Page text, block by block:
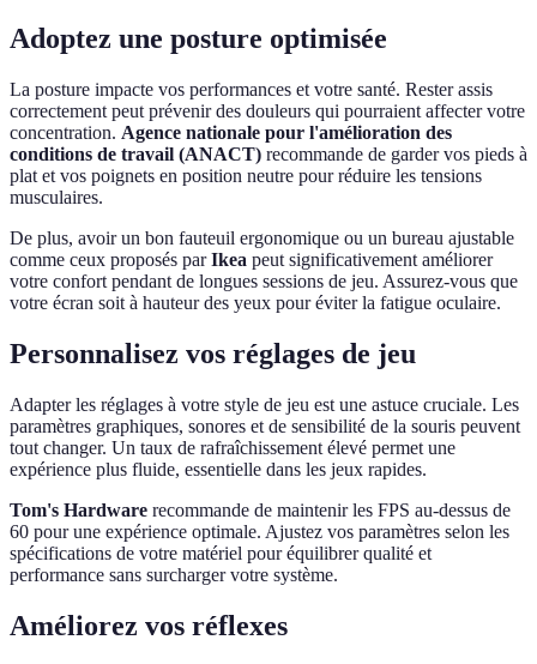
Adoptez une posture optimisée
La posture impacte vos performances et votre santé. Rester assis
correctement peut prévenir des douleurs qui pourraient affecter votre
concentration. Agence nationale pour l'amélioration des
conditions de travail (ANACT) recommande de garder vos pieds à
plat et vos poignets en position neutre pour réduire les tensions
musculaires.
De plus, avoir un bon fauteuil ergonomique ou un bureau ajustable
comme ceux proposés parIkea peut significativement améliorer
votre confort pendant de longues sessions de jeu. Assurez-vous que
votre écran soit à hauteur des yeux pour éviter la fatigue oculaire.
Personnalisez vos réglages de jeu
Adapter les réglages à votre style de jeu est une astuce cruciale. Les
paramètres graphiques, sonores et de sensibilité de la souris peuvent
tout changer. Un taux de rafraîchissement élevé permet une
expérience plus fluide, essentielle dans les jeux rapides.
Tom's Hardware recommande de maintenir les FPS au-dessus de
60 pour une expérience optimale. Ajustez vos paramètres selon les
spécifications de votre matériel pour équilibrer qualité et
performance sans surcharger votre système.
Améliorez vos réflexes